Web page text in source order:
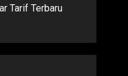
Tarif Terbaru